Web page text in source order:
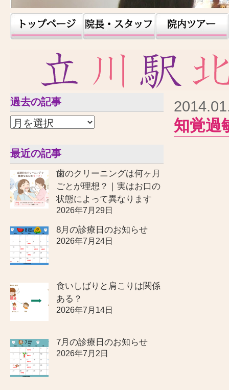
過去の記事
最近の記事
歯のクリーニングは何ヶ月
ごとが理想？｜実はお口の
状態によって異なります
2026年7月29日
8月の診療日のお知らせ
2026年7月24日
食いしばりと肩こりは関係
ある？
2026年7月14日
7月の診療日のお知らせ
2026年7月2日
知覚過